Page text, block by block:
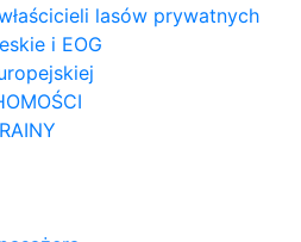
lasów prywatnych
i EOG